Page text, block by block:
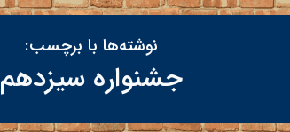
نوشته‌ها با برچسب:
جشنواره سیزدهم